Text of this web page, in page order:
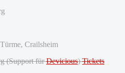
Crailsheim
(Support fürDevicious)Tickets